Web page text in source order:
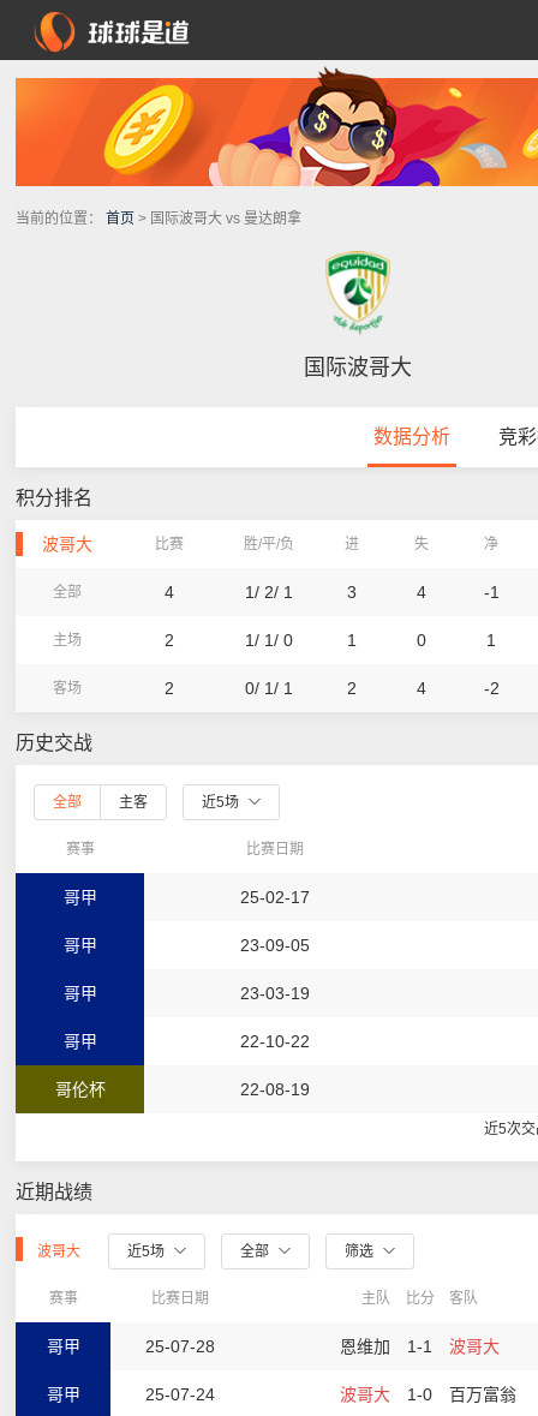
当前的位置： 首页 > 国际波哥大 vs 曼达朗拿
国际波哥大
数据分析 竞
积分排名
波哥大 比赛 胜/平/负 进 失 净
全部 4 1/ 2/ 1 3 4 -1
主场 2 1/ 1/ 0 1 0 1
客场 2 0/ 1/ 1 2 4 -2
历史交战
全部 主客 近5场
赛事 比赛日期
哥甲 25-02-17
哥甲 23-09-05
哥甲 23-03-19
哥甲 22-10-22
哥伦杯 22-08-19
近5次
近期战绩
波哥大 近5场 全部 筛选
赛事 比赛日期 主队 比分 客队
哥甲 25-07-28 恩维加 1-1 波哥大
哥甲 25-07-24 波哥大 1-0 百万富翁